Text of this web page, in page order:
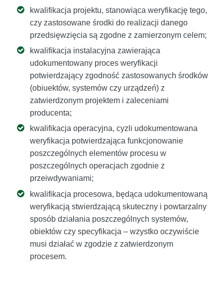
kwalifikacja projektu, stanowiąca weryfikację tego,
czy zastosowane środki do realizacji danego
przedsięwzięcia są zgodne z zamierzonym celem;
kwalifikacja instalacyjna zawierająca
udokumentowany proces weryfikacji
potwierdzający zgodność zastosowanych środków
(obiuektów, systemów czy urządzeń) z
zatwierdzonym projektem i zaleceniami
producenta;
kwalifikacja operacyjna, cyzli udokumentowana
weryfikacja potwierdzająca funkcjonowanie
poszczególnych elementów procesu w
poszczególnych operacjach zgodnie z
przeiwdywaniami;
kwalifikacja procesowa, będąca udokumentowaną
weryfikacją stwierdzającą skuteczny i powtarzalny
sposób działania poszczególnych systemów,
obiektów czy specyfikacja – wzystko oczywiście
musi działać w zgodzie z zatwierdzonym
procesem.